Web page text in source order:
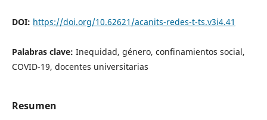
DOI: https://doi.org/10.62621/acanits-redes-t-ts.v3i4.41
Palabras clave: Inequidad, género, confinamientos social,
COVID-19, docentes universitarias
Resumen